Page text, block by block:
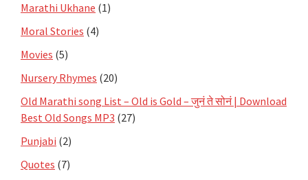
Marathi Ukhane (1)
Moral Stories (4)
Movies (5)
Nursery Rhymes (20)
Old Marathi song List – Old is Gold – जुनं ते सोनं | Download
Best Old Songs MP3 (27)
Punjabi (2)
Quotes (7)